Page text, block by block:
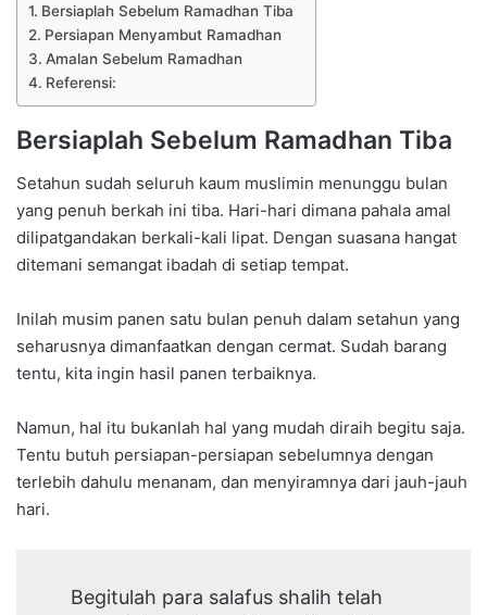
Bersiaplah Sebelum Ramadhan Tiba
Persiapan Menyambut Ramadhan
Amalan Sebelum Ramadhan
Referensi:
Bersiaplah Sebelum Ramadhan Tiba
Setahun sudah seluruh kaum muslimin menunggu bulan
yang penuh berkah ini tiba. Hari-hari dimana pahala amal
dilipatgandakan berkali-kali lipat. Dengan suasana hangat
ditemani semangat ibadah di setiap tempat.
Inilah musim panen satu bulan penuh dalam setahun yang
seharusnya dimanfaatkan dengan cermat. Sudah barang
tentu, kita ingin hasil panen terbaiknya.
Namun, hal itu bukanlah hal yang mudah diraih begitu saja.
Tentu butuh persiapan-persiapan sebelumnya dengan
terlebih dahulu menanam, dan menyiramnya dari jauh-jauh
hari.
Begitulah para salafus shalih telah